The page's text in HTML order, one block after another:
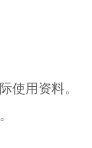
使用资料。